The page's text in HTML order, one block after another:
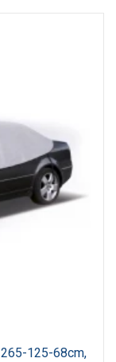
125-68cm,